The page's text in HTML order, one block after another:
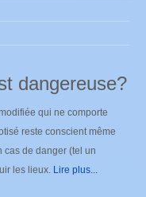
dangereuse?
qui ne comporte
reste conscient même
cas de danger (tel un
les lieux. Lire plus...